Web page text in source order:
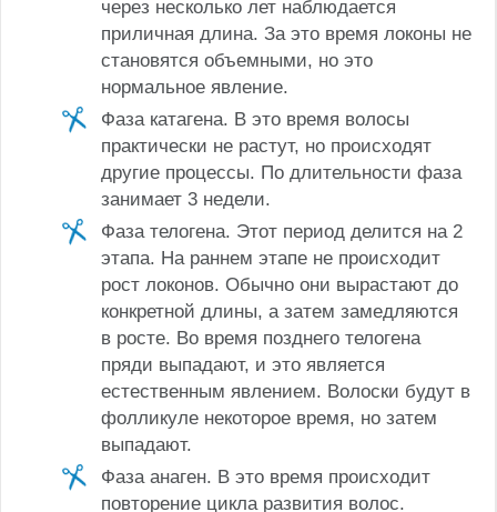
через несколько лет наблюдается
приличная длина. За это время локоны не
становятся объемными, но это
нормальное явление.
Фаза катагена. В это время волосы
практически не растут, но происходят
другие процессы. По длительности фаза
занимает 3 недели.
Фаза телогена. Этот период делится на 2
этапа. На раннем этапе не происходит
рост локонов. Обычно они вырастают до
конкретной длины, а затем замедляются
в росте. Во время позднего телогена
пряди выпадают, и это является
естественным явлением. Волоски будут в
фолликуле некоторое время, но затем
выпадают.
Фаза анаген. В это время происходит
повторение цикла развития волос.